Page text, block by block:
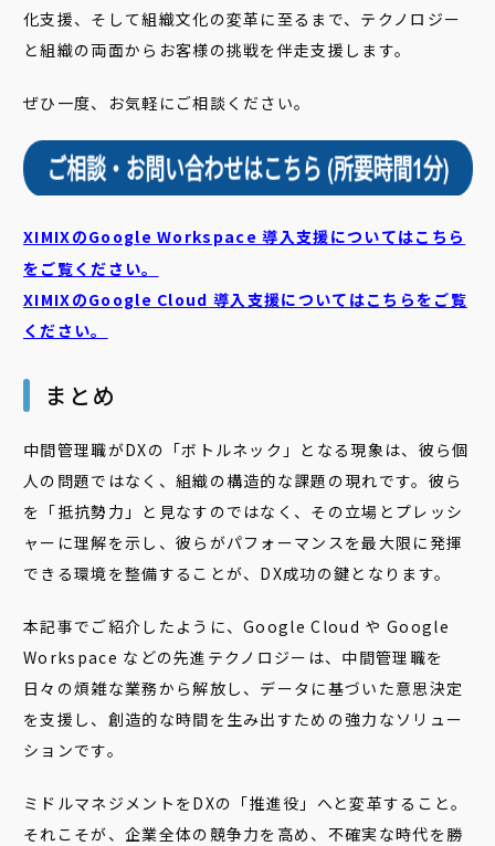
化支援、そして組織文化の変革に至るまで、テクノロジー
と組織の両面からお客様の挑戦を伴走支援します。
ぜひ一度、お気軽にご相談ください。
XIMIXのGoogle Workspace 導入支援についてはこちら
をご覧ください。
XIMIXのGoogle Cloud 導入支援についてはこちらをご覧
ください。
まとめ
中間管理職がDXの「ボトルネック」となる現象は、彼ら個
人の問題ではなく、組織の構造的な課題の現れです。彼ら
を「抵抗勢力」と見なすのではなく、その立場とプレッシ
ャーに理解を示し、彼らがパフォーマンスを最大限に発揮
できる環境を整備することが、DX成功の鍵となります。
本記事でご紹介したように、Google Cloud や Google
Workspace などの先進テクノロジーは、中間管理職を
日々の煩雑な業務から解放し、データに基づいた意思決定
を支援し、創造的な時間を生み出すための強力なソリュー
ションです。
ミドルマネジメントをDXの「推進役」へと変革すること。
それこそが、企業全体の競争力を高め、不確実な時代を勝